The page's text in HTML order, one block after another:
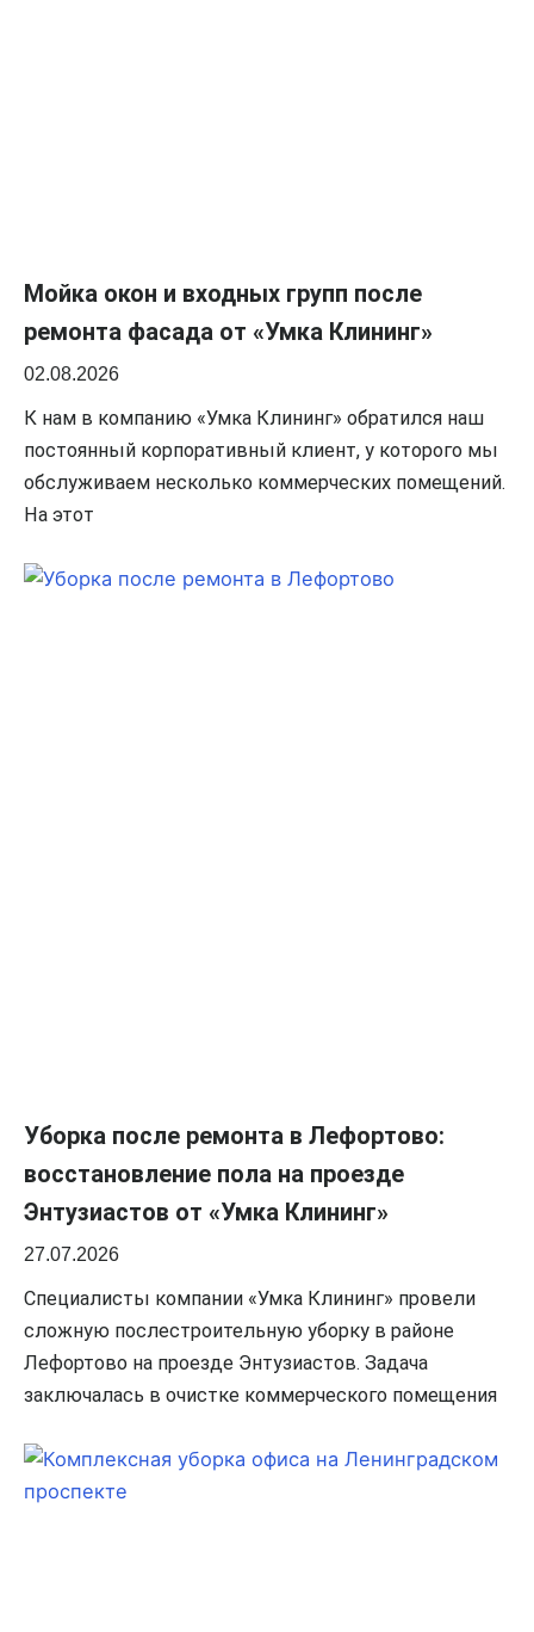
Мойка окон и входных групп после
ремонта фасада от «Умка Клининг»
02.08.2026
К нам в компанию «Умка Клининг» обратился наш
постоянный корпоративный клиент, у которого мы
обслуживаем несколько коммерческих помещений.
На этот
Уборка после ремонта в Лефортово:
восстановление пола на проезде
Энтузиастов от «Умка Клининг»
27.07.2026
Специалисты компании «Умка Клининг» провели
сложную послестроительную уборку в районе
Лефортово на проезде Энтузиастов. Задача
заключалась в очистке коммерческого помещения